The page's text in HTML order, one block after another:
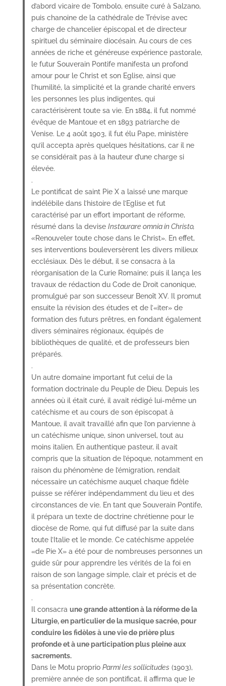
d’abord vicaire de Tombolo, ensuite curé à Salzano,
puis chanoine de la cathédrale de Trévise avec
charge de chancelier épiscopal et de directeur
spirituel du séminaire diocésain. Au cours de ces
années de riche et généreuse expérience pastorale,
le futur Souverain Pontife manifesta un profond
amour pour le Christ et son Eglise, ainsi que
l’humilité, la simplicité et la grande charité envers
les personnes les plus indigentes, qui
caractérisèrent toute sa vie. En 1884, il fut nommé
évêque de Mantoue et en 1893 patriarche de
Venise. Le 4 août 1903, il fut élu Pape, ministère
qu’il accepta après quelques hésitations, car il ne
se considérait pas à la hauteur d’une charge si
élevée.
.
Le pontificat de saint Pie X a laissé une marque
indélébile dans l’histoire de l’Eglise et fut
caractérisé par un effort important de réforme,
résumé dans la deviseInstaurare omnia in Christo,
«Renouveler toute chose dans le Christ». En effet,
ses interventions bouleversèrent les divers milieux
ecclésiaux. Dès le début, il se consacra à la
réorganisation de la Curie Romaine; puis il lança les
travaux de rédaction du Code de Droit canonique,
promulgué par son successeur Benoît XV. Il promut
ensuite la révision des études et de l’«iter» de
formation des futurs prêtres, en fondant également
divers séminaires régionaux, équipés de
bibliothèques de qualité, et de professeurs bien
préparés.
.
Un autre domaine important fut celui de la
formation doctrinale du Peuple de Dieu. Depuis les
années où il était curé, il avait rédigé lui-même un
catéchisme et au cours de son épiscopat à
Mantoue, il avait travaillé afin que l’on parvienne à
un catéchisme unique, sinon universel, tout au
moins italien. En authentique pasteur, il avait
compris que la situation de l’époque, notamment en
raison du phénomène de l’émigration, rendait
nécessaire un catéchisme auquel chaque fidèle
puisse se référer indépendamment du lieu et des
circonstances de vie. En tant que Souverain Pontife,
il prépara un texte de doctrine chrétienne pour le
diocèse de Rome, qui fut diffusé par la suite dans
toute l’Italie et le monde. Ce catéchisme appelée
«de Pie X» a été pour de nombreuses personnes un
guide sûr pour apprendre les vérités de la foi en
raison de son langage simple, clair et précis et de
sa présentation concrète.
.
Il consacraune grande attention à la réforme de la
Liturgie, en particulier de la musique sacrée, pour
conduire les fidèles à une vie de prière plus
profonde et à une participation plus pleine aux
sacrements.
Dans le Motu proprioParmi les sollicitudes (1903),
première année de son pontificat, il affirma que le